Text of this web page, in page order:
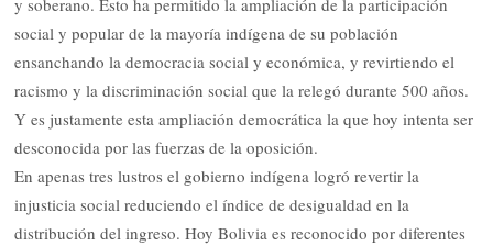
y soberano. Esto ha permitido la ampliación de la participación
social y popular de la mayoría indígena de su población
ensanchando la democracia social y económica, y revirtiendo el
racismo y la discriminación social que la relegó durante 500 años.
Y es justamente esta ampliación democrática la que hoy intenta ser
desconocida por las fuerzas de la oposición.
En apenas tres lustros el gobierno indígena logró revertir la
injusticia social reduciendo el índice de desigualdad en la
distribución del ingreso. Hoy Bolivia es reconocido por diferentes